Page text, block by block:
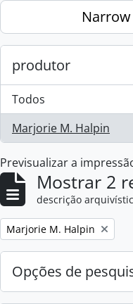
Skip to main content
produtor
Todos
Marjorie M. Halpin
, 2 resultados
Previsualizar a
Mostrar 2
descrição
Remove filter:
Marjorie M. Halpin
Opções de